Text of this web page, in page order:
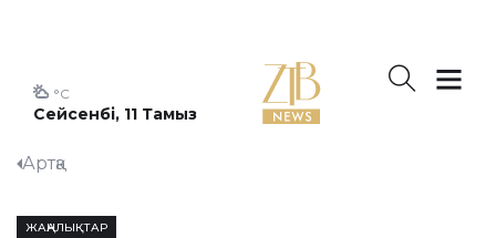
Сейсенбі, 11 Тамыз
°C
Артқа
ЖАҢАЛЫҚТАР